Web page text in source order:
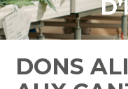
DONS